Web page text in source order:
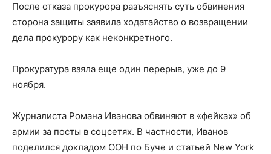
После отказа прокурора разъяснять суть обвинения
сторона защиты заявила ходатайство о возвращении
дела прокурору как неконкретного.
Прокуратура взяла еще один перерыв, уже до 9
ноября.
Журналиста Романа Иванова обвиняют в «фейках» об
армии за посты в соцсетях. В частности, Иванов
поделился докладом ООН по Буче и статьей New York